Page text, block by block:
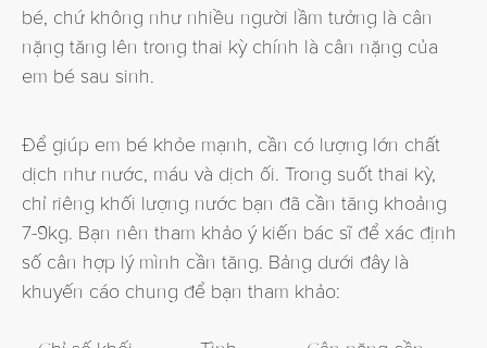
bé, chứ không như nhiều người lầm tưởng là cân
nặng tăng lên trong thai kỳ chính là cân nặng của
em bé sau sinh.
Để giúp em bé khỏe mạnh, cần có lượng lớn chất
dịch như nước, máu và dịch ối. Trong suốt thai kỳ,
chỉ riêng khối lượng nước bạn đã cần tăng khoảng
7-9kg. Bạn nên tham khảo ý kiến bác sĩ để xác định
số cân hợp lý mình cần tăng. Bảng dưới đây là
khuyến cáo chung để bạn tham khảo: